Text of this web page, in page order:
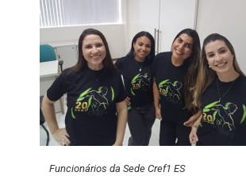
Funcionários da Sede Cref1 ES